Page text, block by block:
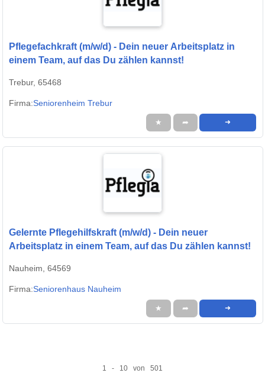
Pflegefachkraft (m/w/d) - Dein neuer Arbeitsplatz in
einem Team, auf das Du zählen kannst!
Trebur, 65468
Firma:Seniorenheim Trebur
★ ➦ ➜
Gelernte Pflegehilfskraft (m/w/d) - Dein neuer
Arbeitsplatz in einem Team, auf das Du zählen kannst!
Nauheim, 64569
Firma:Seniorenhaus Nauheim
★ ➦ ➜
1 - 10 von 501